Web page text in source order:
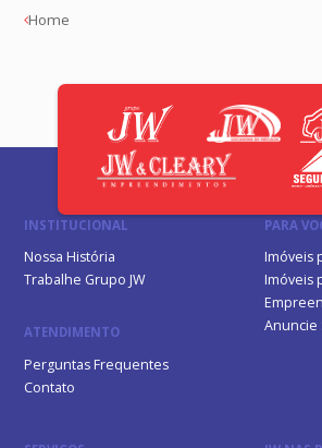
Home
INSTITUCIONAL
Nossa História
Trabalhe Grupo JW
ATENDIMENTO
Perguntas Frequentes
Contato
PARA
Imóveis
Imóveis
Anuncie